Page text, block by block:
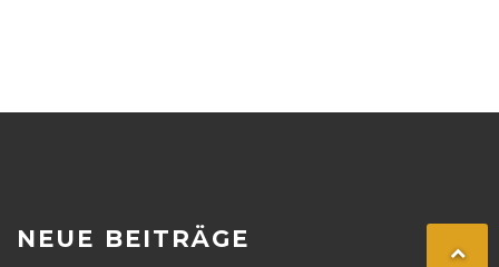
NEUE BEITRÄGE